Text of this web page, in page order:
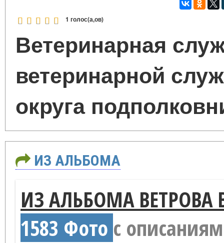
1 голос(а,ов)
Ветеринарная
ветеринарной
округа
ИЗ АЛЬБОМА
ИЗ АЛЬБОМА
1583 Фото с